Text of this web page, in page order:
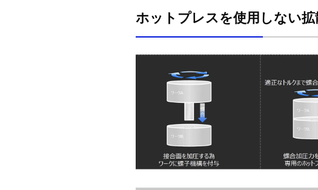
ホットプレスを使用しない